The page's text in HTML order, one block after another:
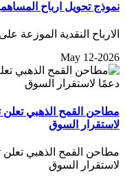
نموذج تحويل ارباح
الارباح النقدية الموزعة
May 12-2026
مطاحن القمح الذهبي تعلن
لاستقرار السوق
مطاحن القمح الذهبي تعلن
لاستقرار السوق